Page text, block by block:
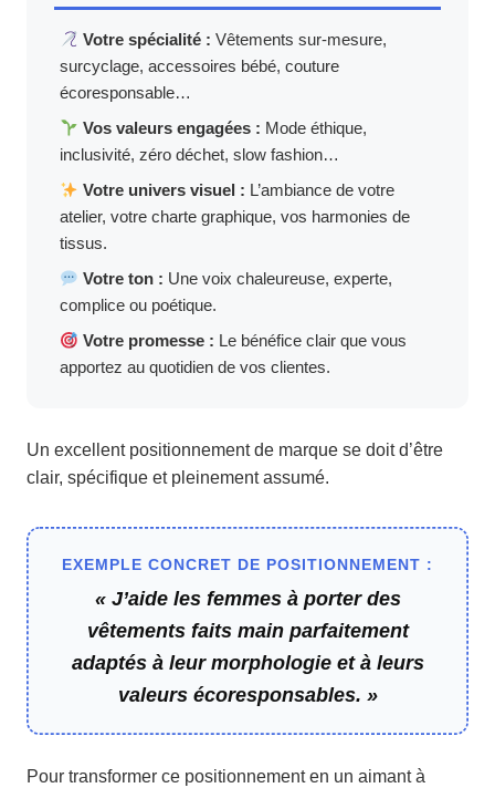
Votre spécialité : Vêtements sur-mesure,
surcyclage, accessoires bébé, couture
écoresponsable…
Vos valeurs engagées : Mode éthique,
inclusivité, zéro déchet, slow fashion…
Votre univers visuel : L’ambiance de votre
atelier, votre charte graphique, vos harmonies de
tissus.
Votre ton : Une voix chaleureuse, experte,
complice ou poétique.
Votre promesse : Le bénéfice clair que vous
apportez au quotidien de vos clientes.
Un excellent positionnement de marque se doit d’être
clair, spécifique et pleinement assumé.
EXEMPLE CONCRET DE POSITIONNEMENT :
« J’aide les femmes à porter des
vêtements faits main parfaitement
adaptés à leur morphologie et à leurs
valeurs écoresponsables. »
Pour transformer ce positionnement en un aimant à